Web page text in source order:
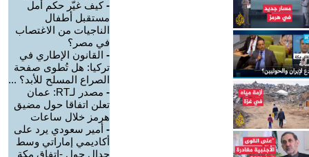
-كيف غيّر حكم أمل
مستقبل أطفال
الناجيات من الاغتصاب
في مصر؟
- القانون الإطاري في
تركيا: هل تُطوى صفحة
الصراع المسلح للأبد؟ ...
-
مصدر لـRT: عمان
تعلن اتفاقا حول مضيق
هرمز خلال ساعات
- أمير سعودي يرد على
أكاديمي إماراتي وسط
جدال حول -اتفاق مكة